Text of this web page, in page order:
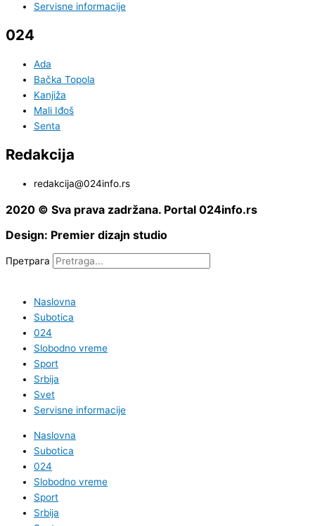
Servisne informacije
024
Ada
Bačka Topola
Kanjiža
Mali Iđoš
Senta
Redakcija
redakcija@024info.rs
2020 © Sva prava zadržana. Portal 024info.rs
Design: Premier dizajn studio
Претрага
Naslovna
Subotica
024
Slobodno vreme
Sport
Srbija
Svet
Servisne informacije
Naslovna
Subotica
024
Slobodno vreme
Sport
Srbija